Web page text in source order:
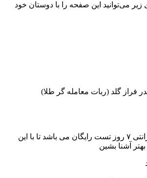
زیر می‌توانید این صفحه را با دوستان خود
فراز گلد (ربات معامله گر طلا)
این محصول دارای گارانتی ۷ روز تست رایگان می باشد تا با این
آشنا بشین